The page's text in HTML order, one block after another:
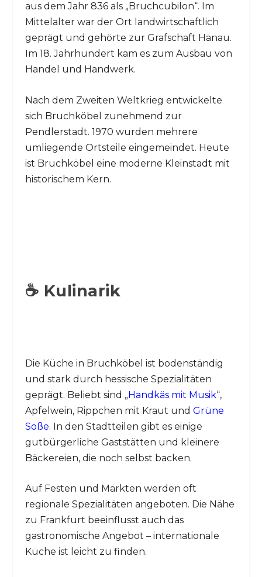
aus dem Jahr 836 als „Bruchcubilon“. Im
Mittelalter war der Ort landwirtschaftlich
geprägt und gehörte zur Grafschaft Hanau.
Im 18. Jahrhundert kam es zum Ausbau von
Handel und Handwerk.
Nach dem Zweiten Weltkrieg entwickelte
sich Bruchköbel zunehmend zur
Pendlerstadt. 1970 wurden mehrere
umliegende Ortsteile eingemeindet. Heute
ist Bruchköbel eine moderne Kleinstadt mit
historischem Kern.
☕ Kulinarik
Die Küche in Bruchköbel ist bodenständig
und stark durch hessische Spezialitäten
geprägt. Beliebt sind „Handkäs mit Musik“,
Apfelwein, Rippchen mit Kraut und Grüne
Soße. In den Stadtteilen gibt es einige
gutbürgerliche Gaststätten und kleinere
Bäckereien, die noch selbst backen.
Auf Festen und Märkten werden oft
regionale Spezialitäten angeboten. Die Nähe
zu Frankfurt beeinflusst auch das
gastronomische Angebot – internationale
Küche ist leicht zu finden.